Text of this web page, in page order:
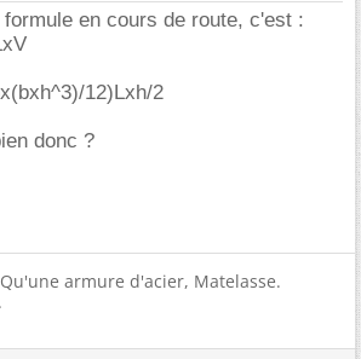
en cours de route, c'est :
12)Lxh/2
donc ?
armure d'acier, Matelasse.